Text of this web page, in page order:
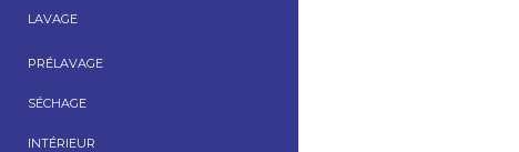
LAVAGE
PRÉLAVAGE
SÉCHAGE
INTÉRIEUR